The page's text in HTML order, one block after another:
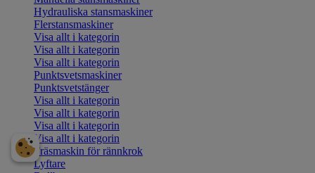
Hydrauliska stansmaskiner
Flerstansmaskiner
Visa allt i kategorin
Visa allt i kategorin
Visa allt i kategorin
Punktsvetsmaskiner
Punktsvetstänger
Visa allt i kategorin
Visa allt i kategorin
Visa allt i kategorin
Visa allt i kategorin
Fräsmaskin för rännkrok
Lyftare